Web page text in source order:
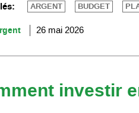
ARGENT BUDGET
26 mai 2026
investir